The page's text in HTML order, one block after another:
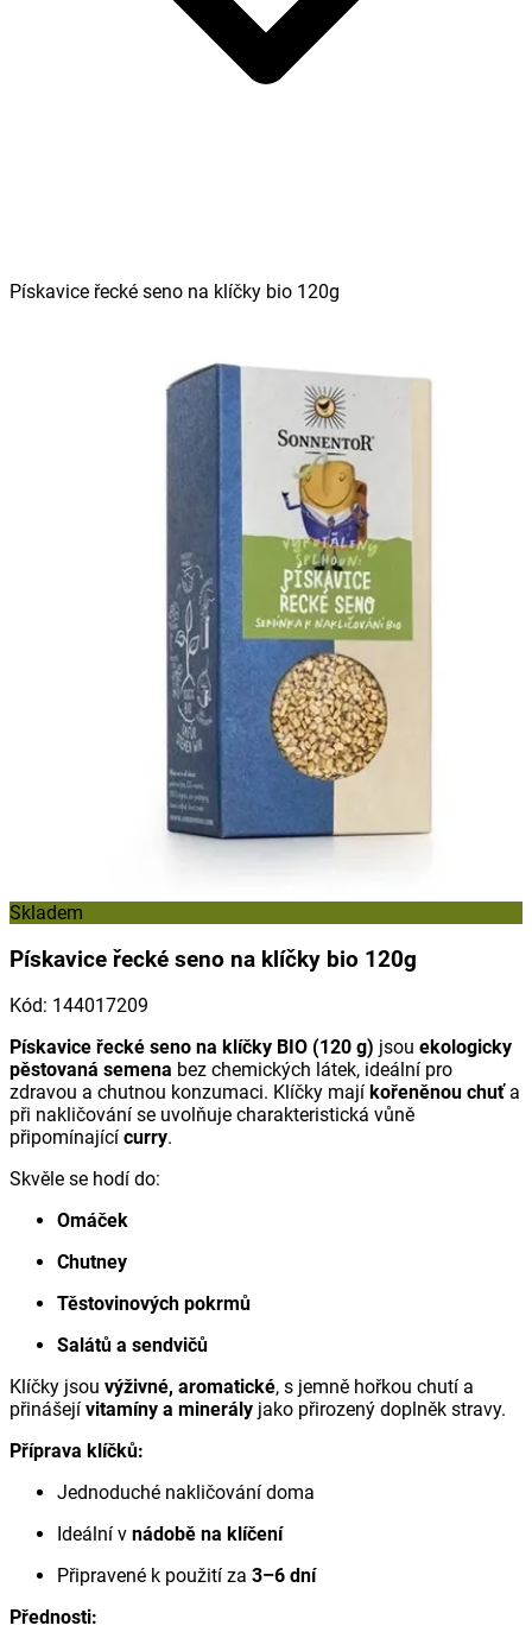
Pískavice řecké seno na klíčky bio 120g
Skladem
Pískavice řecké seno na klíčky bio 120g
Kód: 144017209
Pískavice řecké seno na klíčky BIO (120 g) jsou ekologicky
pěstovaná semena bez chemických látek, ideální pro
zdravou a chutnou konzumaci. Klíčky mají kořeněnou chuťa
při nakličování se uvolňuje charakteristická vůně
připomínající curry.
Skvěle se hodí do:
Omáček
Chutney
Těstovinových pokrmů
Salátů a sendvičů
Klíčky jsou výživné, aromatické, s jemně hořkou chutí a
přinášejí vitamíny a minerály jako přirozený doplněk stravy.
Příprava klíčků:
Jednoduché nakličování doma
Ideální v nádobě na klíčení
Připravené k použití za 3–6 dní
Přednosti: